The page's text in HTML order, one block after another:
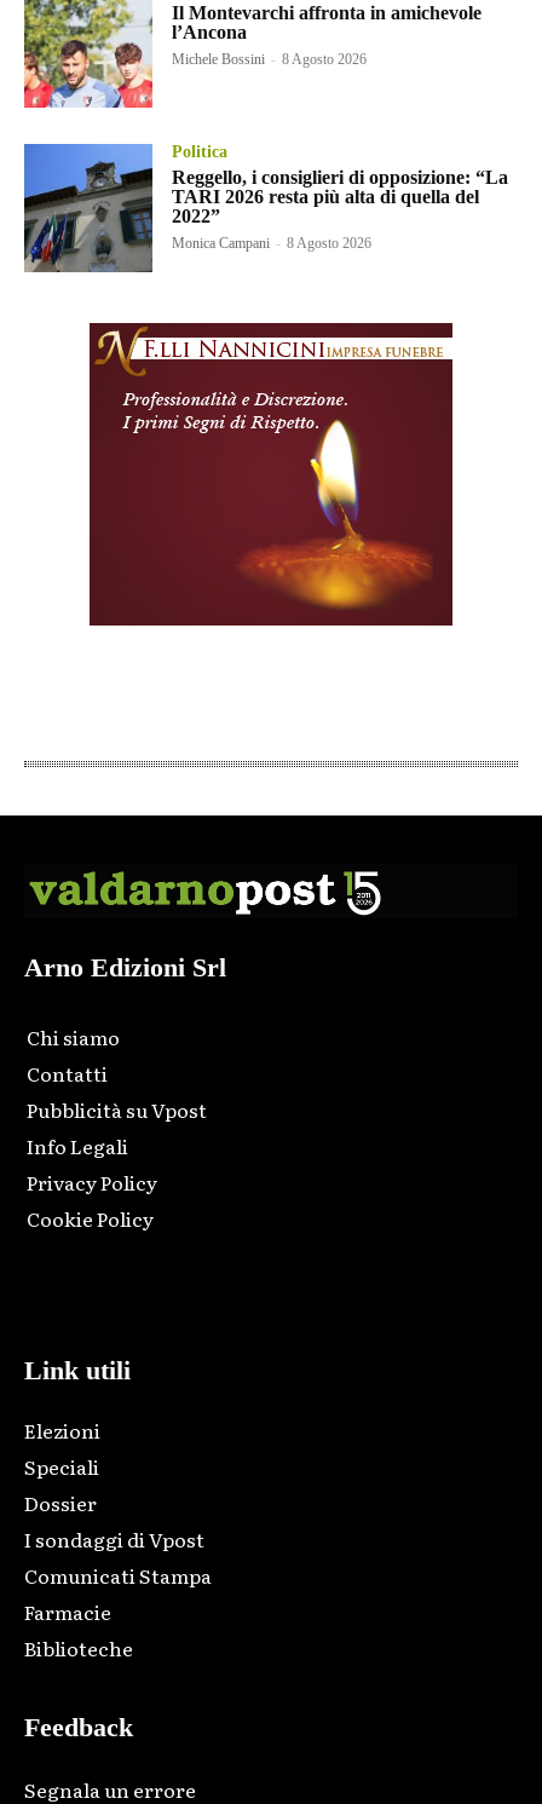
Il Montevarchi affronta in amichevole
l’Ancona
Michele Bossini - 8 Agosto 2026
Politica
Reggello, i consiglieri di opposizione: “La
TARI 2026 resta più alta di quella del
2022”
Monica Campani - 8 Agosto 2026
Arno Edizioni Srl
Chi siamo
Contatti
Pubblicità su Vpost
Info Legali
Privacy Policy
Cookie Policy
Link utili
Elezioni
Speciali
Dossier
I sondaggi di Vpost
Comunicati Stampa
Farmacie
Biblioteche
Feedback
Segnala un errore